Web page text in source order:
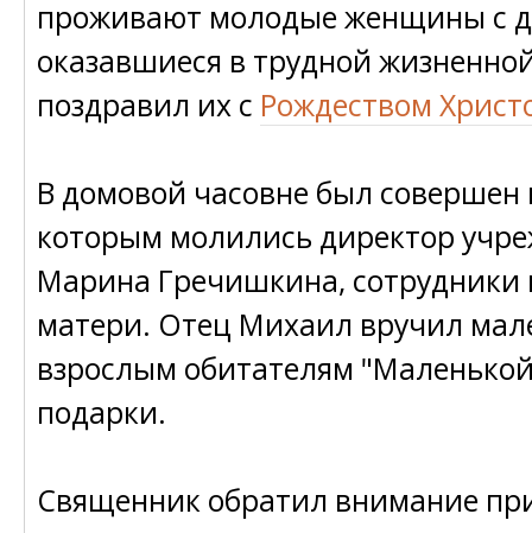
проживают молодые женщины с
оказавшиеся в трудной
поздравил их с Рождеством
В домовой часовне был совершен
которым молились директор
Марина Гречишкина,
матери. Отец Михаил вручил
взрослым обитателям
подарки.
Священник обратил внимание